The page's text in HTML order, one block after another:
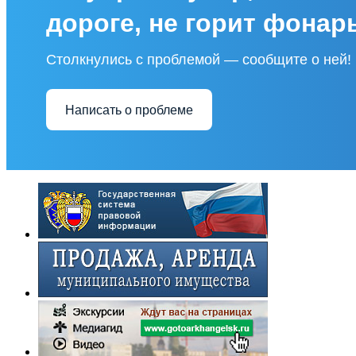
дороге, не горит
Столкнулись с проблемой — сообщите о ней!
Написать о проблеме